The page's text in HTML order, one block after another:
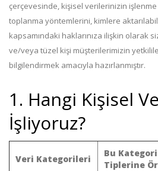
çerçevesinde, kişisel verilerinizin
toplanma yöntemlerini, kimlere
kapsamındaki haklarınıza ilişkin olarak
ve/veya tüzel kişi müşterilerimizin
bilgilendirmek amacıyla hazırlanmıştır.
1. Hangi Kişisel
İşliyoruz?
Veri Kategorileri
Bu
Tiplerine